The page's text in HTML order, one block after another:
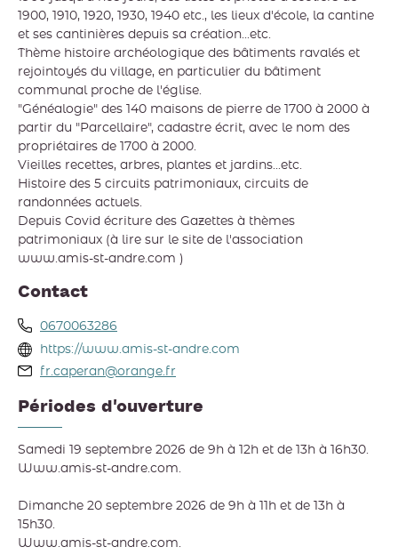
1900, 1910, 1920, 1930, 1940 etc., les lieux d'école, la cantine
et ses cantinières depuis sa création...etc.
Thème histoire archéologique des bâtiments ravalés et
rejointoyés du village, en particulier du bâtiment
communal proche de l'église.
"Généalogie" des 140 maisons de pierre de 1700 à 2000 à
partir du "Parcellaire", cadastre écrit, avec le nom des
propriétaires de 1700 à 2000.
Vieilles recettes, arbres, plantes et jardins...etc.
Histoire des 5 circuits patrimoniaux, circuits de
randonnées actuels.
Depuis Covid écriture des Gazettes à thèmes
patrimoniaux (à lire sur le site de l'association
www.amis-st-andre.com )
Contact
0670063286
https://www.amis-st-andre.com
fr.caperan@orange.fr
Périodes d'ouverture
Samedi 19 septembre 2026 de 9h à 12h et de 13h à 16h30.
Www.amis-st-andre.com.
Dimanche 20 septembre 2026 de 9h à 11h et de 13h à
15h30.
Www.amis-st-andre.com.